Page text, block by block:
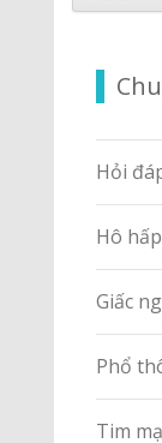
Hỏi
Hô hấp
Giấc
Phổ
Tim